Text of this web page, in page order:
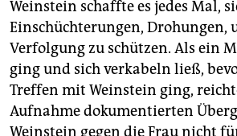
Weinstein schaffte es jedes Mal,
Einschüchterungen, Drohungen,
Verfolgung zu schützen. Als ein
ging und sich verkabeln ließ,
Treffen mit Weinstein ging,
Aufnahme dokumentierten
Weinstein gegen die Frau nicht